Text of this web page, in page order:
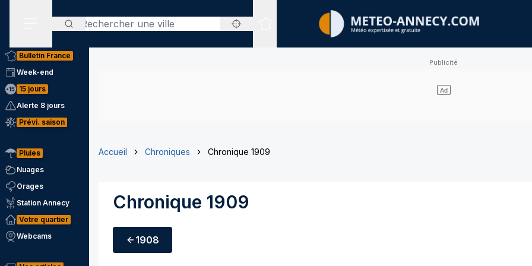
Rechercher
Sites expertisés
Bulletin France
Week-end
15 jours
Alerte 8 jours
Prévi. saison
Pluies
Nuages
Orages
Station Annecy
Votre quartier
Webcams
Accueil Chroniques Chronique 1909
Chronique 1909
1908